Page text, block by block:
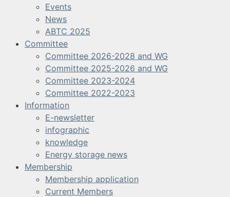
Events
News
ABTC 2025
Committee
Committee 2026-2028 and WG
Committee 2025-2026 and WG
Committee 2023-2024
Committee 2022-2023
Information
E-newsletter
infographic
knowledge
Energy storage news
Membership
Membership application
Current Members